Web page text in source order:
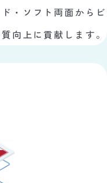
・ソフト両面からビ
向上に貢献します。